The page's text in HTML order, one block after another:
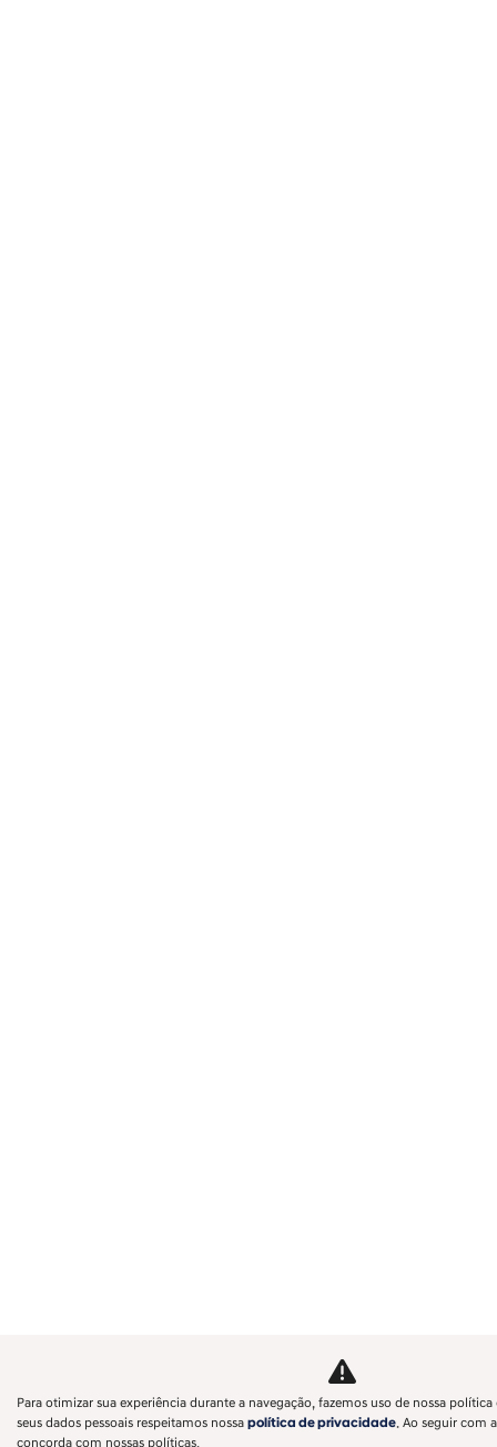
Para otimizar sua experiência durante a navegação, fazemos uso de nossa
seus dados pessoais respeitamos nossa política de privacidade. Ao seguir com
concorda com nossas políticas.